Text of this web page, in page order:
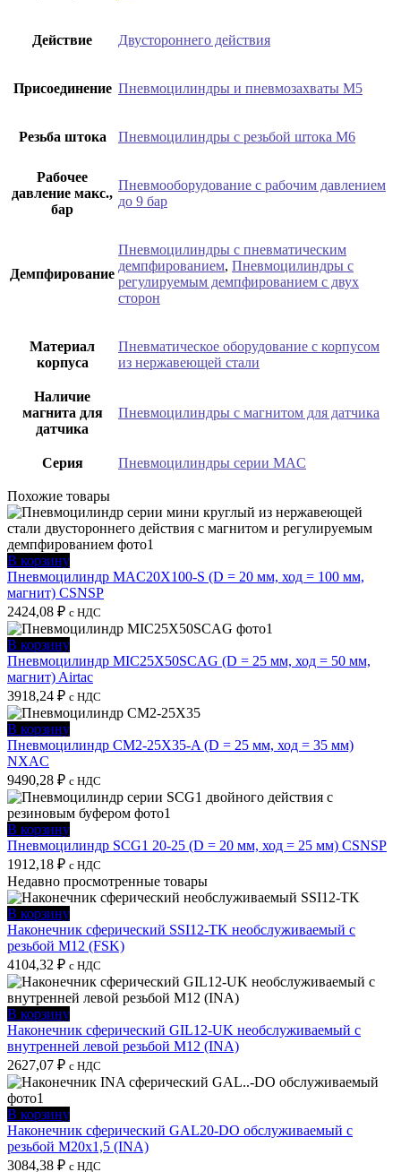
Действие Двустороннего действия
Присоединение Пневмоцилиндры и пневмозахваты М5
Резьба штока Пневмоцилиндры с резьбой штока М6
Рабочее
давление макс.,
бар
Пневмооборудование с рабочим давлением
до 9 бар
Демпфирование
Пневмоцилиндры с пневматическим
демпфированием, Пневмоцилиндры с
регулируемым демпфированием с двух
сторон
Материал
корпуса
Пневматическое оборудование с корпусом
из нержавеющей стали
Наличие
магнита для
датчика
Пневмоцилиндры с магнитом для датчика
Серия Пневмоцилиндры серии MAC
Похожие товары
В корзину
Пневмоцилиндр MAC20X100-S (D = 20 мм, ход = 100 мм,
магнит) CSNSP
2424,08 ₽ с НДС
В корзину
Пневмоцилиндр MIC25X50SCAG (D = 25 мм, ход = 50 мм,
магнит) Airtac
3918,24 ₽ с НДС
В корзину
Пневмоцилиндр CM2-25X35-A (D = 25 мм, ход = 35 мм)
NXAC
9490,28 ₽ с НДС
В корзину
Пневмоцилиндр SCG1 20-25 (D = 20 мм, ход = 25 мм) CSNSP
1912,18 ₽ с НДС
Недавно просмотренные товары
В корзину
Наконечник сферический SSI12-TK необслуживаемый с
резьбой M12 (FSK)
4104,32 ₽ с НДС
В корзину
Наконечник сферический GIL12-UK необслуживаемый с
внутренней левой резьбой M12 (INA)
2627,07 ₽ с НДС
В корзину
Наконечник сферический GAL20-DO обслуживаемый с
резьбой M20x1,5 (INA)
3084,38 ₽ с НДС